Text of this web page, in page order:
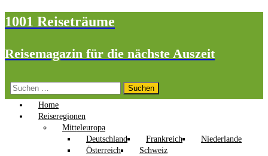
1001 Reiseträume
Reisemagazin für die nächste Auszeit
Suchen
nach:
Home
Reiseregionen
Mitteleuropa
Deutschland
Frankreich
Niederlande
Österreich
Schweiz